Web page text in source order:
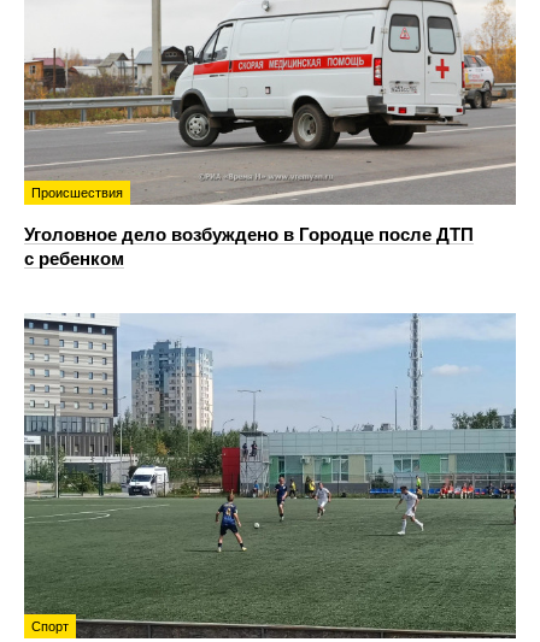
Происшествия
Уголовное дело возбуждено в Городце после ДТП
с ребенком
Спорт